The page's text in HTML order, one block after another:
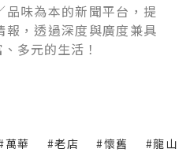
味為本的新聞平台，提
報，透過深度與廣度兼具
多元的生活！
萬華 #老店 #懷舊
#龍山